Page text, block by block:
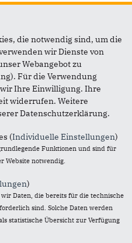
unserer Homepage
wird benötigt um die
zu
kommt, und dass es
ist ein Pflichtfeld.
die notwendig sind, um die
wir Dienste von
Webangebot zu
Für die Verwendung
Ihre Einwilligung. Ihre
widerrufen. Weitere
Datenschutzerklärung.
(Individuelle Einstellungen)
Funktionen und sind für
Website notwendig.
)
Daten, die bereits für die technische
sind. Solche Daten werden
statistische Übersicht zur Verfügung